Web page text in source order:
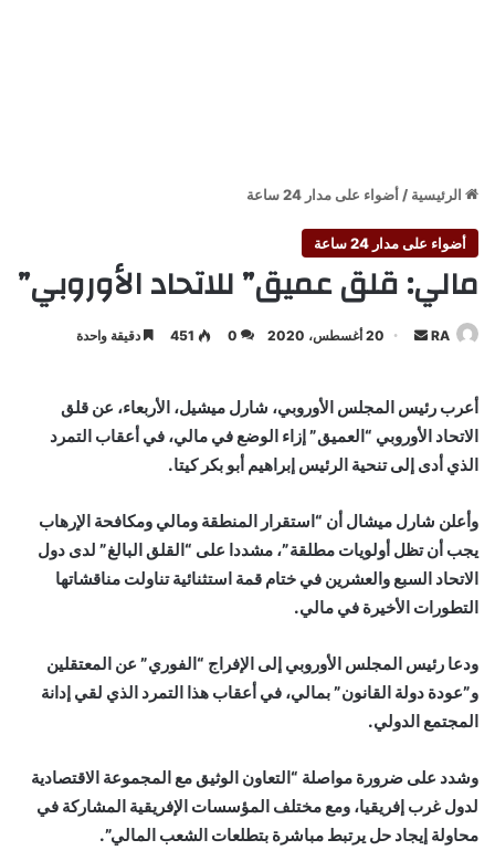
الرئيسية / أضواء على مدار 24 ساعة
أضواء على مدار 24 ساعة
مالي: قلق عميق” للاتحاد الأوروبي”
RA
أرسل 20 أغسطس، 2020 0
451 دقيقة واحدة
أعرب رئيس المجلس الأوروبي، شارل ميشيل، الأربعاء، عن قلق
الاتحاد الأوروبي “العميق” إزاء الوضع في مالي، في أعقاب التمرد
الذي أدى إلى تنحية الرئيس إبراهيم أبو بكر كيتا.
وأعلن شارل ميشال أن “استقرار المنطقة ومالي ومكافحة الإرهاب
يجب أن تظل أولويات مطلقة”، مشددا على “القلق البالغ” لدى دول
الاتحاد السبع والعشرين في ختام قمة استثنائية تناولت مناقشاتها
التطورات الأخيرة في مالي.
ودعا رئيس المجلس الأوروبي إلى الإفراج “الفوري” عن المعتقلين
و”عودة دولة القانون” بمالي، في أعقاب هذا التمرد الذي لقي إدانة
المجتمع الدولي.
وشدد على ضرورة مواصلة “التعاون الوثيق مع المجموعة الاقتصادية
لدول غرب إفريقيا، ومع مختلف المؤسسات الإفريقية المشاركة في
محاولة إيجاد حل يرتبط مباشرة بتطلعات الشعب المالي”.